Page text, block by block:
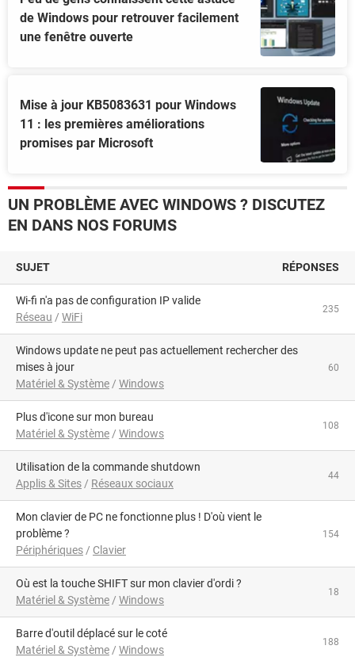
de Windows pour retrouver facilement
une fenêtre ouverte
Mise à jour KB5083631 pour Windows
11 : les premières améliorations
promises par Microsoft
UN PROBLÈME AVEC WINDOWS ? DISCUTEZ
EN DANS NOS FORUMS
SUJET RÉPONSES
Wi-fi n'a pas de configuration IP valide
Réseau / WiFi
235
Windows update ne peut pas actuellement rechercher des
mises à jour
Matériel & Système / Windows
60
plus d'icone sur mon bureau
Matériel & Système / Windows
108
utilisation de la commande shutdown
Applis & Sites / Réseaux sociaux
44
Mon clavier de PC ne fonctionne plus ! D'où vient le
problème ?
Périphériques / Clavier
154
Où est la touche SHIFT sur mon clavier d'ordi ?
Matériel & Système / Windows
18
barre d'outil déplacé sur le coté
Matériel & Système / Windows
188